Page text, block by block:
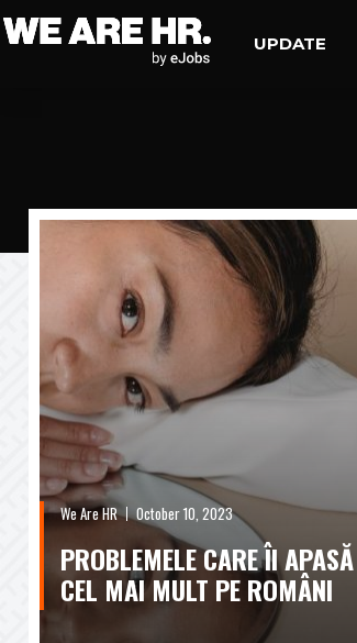
UPDATE
We Are HR October 10, 2023
PROBLEMELE CARE ÎI APASĂ
CEL MAI MULT PE ROMÂNI